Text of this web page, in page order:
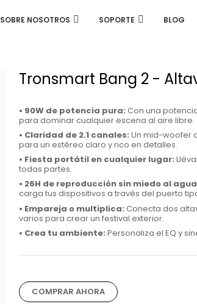
SOBRE NOSOTROS SOPORTE BLOG
Tronsmart Bang 2 -
• 90W de potencia pura: Con una
para dominar cualquier escena al aire libre.
• Claridad de 2.1 canales: Un mid-woofer
para un estéreo claro y rico en detalles.
• Fiesta portátil en cualquier lugar:
todas partes.
• 26H de reproducción sin miedo al
carga tus dispositivos a través del puerto
• Empareja o multiplica: Conecta dos
varios para crear un festival exterior.
• Crea tu ambiente: Personaliza el EQ y
COMPRAR AHORA